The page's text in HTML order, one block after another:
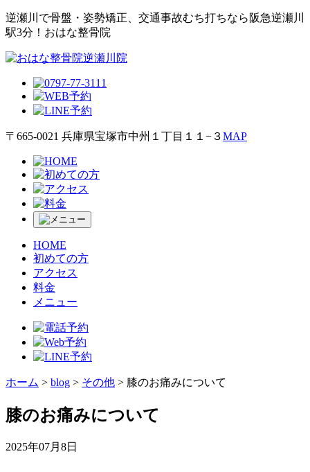
逆瀬川で⾻盤・姿勢矯正、交通事故むち打ちなら阪急逆瀬川
駅3分！おはな整⾻院
〒665-0021 兵庫県宝塚市中州１丁目１１−３MAP
HOME
初めての方
アクセス
料金
メニュー
ホーム > blog > その他 > 膝のお痛みについて
膝のお痛みについて
2025年07月8日